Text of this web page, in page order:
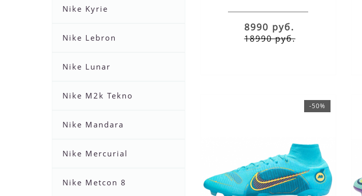
Nike Kyrie
Nike Lebron
Nike Lunar
Nike M2k Tekno
Nike Mandara
Nike Mercurial
Nike Metcon 8
8990 руб.
18990 руб.
-50%